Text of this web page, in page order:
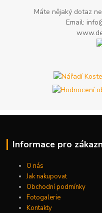
Máte nějaký dotaz
Email:
Informace pro
O nás
Jak nakupovat
Obchodní podmínky
Fotogalerie
Kontakty